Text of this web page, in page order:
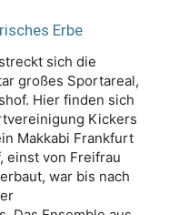
Erbe
sich die
großes Sportareal,
Hier finden sich
Kickers
Makkabi Frankfurt
einst von Freifrau
war bis nach